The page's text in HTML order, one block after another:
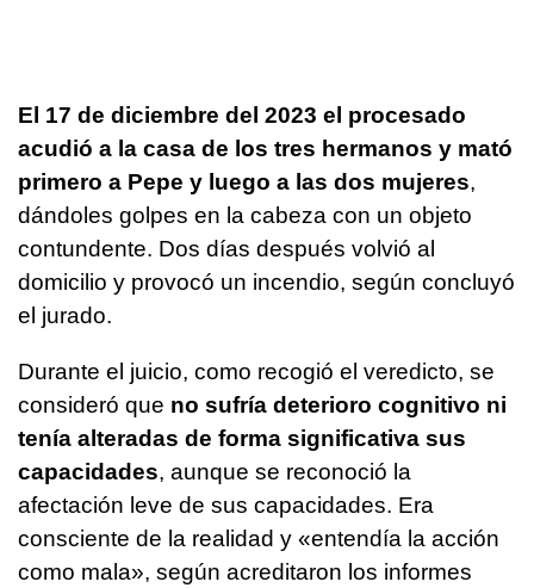
El 17 de diciembre del 2023 el procesado
acudió a la casa de los tres hermanos y mató
primero a Pepe y luego a las dos mujeres,
dándoles golpes en la cabeza con un objeto
contundente. Dos días después volvió al
domicilio y provocó un incendio, según concluyó
el jurado.
Durante el juicio, como recogió el veredicto, se
consideró que no sufría deterioro cognitivo ni
tenía alteradas de forma significativa sus
capacidades, aunque se reconoció la
afectación leve de sus capacidades. Era
consciente de la realidad y «entendía la acción
como mala», según acreditaron los informes